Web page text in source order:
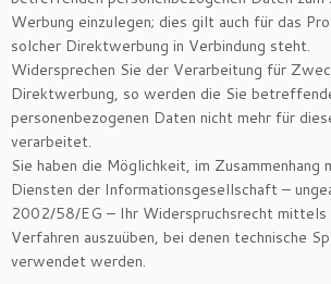
Werbung einzulegen; dies gilt auch für das
solcher Direktwerbung in Verbindung steht.
Widersprechen Sie der Verarbeitung für
Direktwerbung, so werden die Sie
personenbezogenen Daten nicht mehr für
verarbeitet.
Sie haben die Möglichkeit, im Zusammenhang
Diensten der Informationsgesellschaft –
2002/58/EG – Ihr Widerspruchsrecht
Verfahren auszuüben, bei denen technische
verwendet werden.